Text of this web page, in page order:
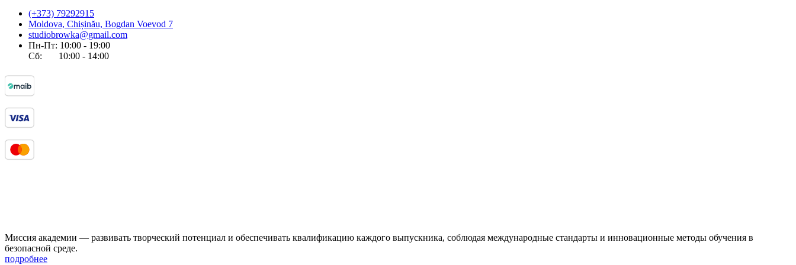
(+373) 79292915
Moldova, Chișinău, Bogdan Voevod 7
studiobrowka@gmail.com
Пн-Пт: 10:00 - 19:00
Сб: 10:00 - 14:00
Миссия академии — развивать творческий потенциал и обеспечивать квалификацию каждого выпускника, соблюдая международные стандарты и инновационные методы обучения в
безопасной среде.
подробнее